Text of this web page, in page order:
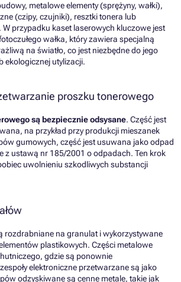
metalowe elementy (sprężyny, wałki),
(czipy, czujniki), resztki tonera lub
W przypadku kaset laserowych kluczowe jest
wałka, który zawiera specjalną
na światło, co jest niezbędne do jego
ekologicznej utylizacji.
proszku tonerowego
są bezpiecznie odsysane. Część jest
na przykład przy produkcji mieszanek
gumowych, część jest usuwana jako odpad
z ustawą nr 185/2001 o odpadach. Ten krok
uwolnieniu szkodliwych substancji
rozdrabniane na granulat i wykorzystywane
plastikowych. Części metalowe
gdzie są ponownie
elektroniczne przetwarzane są jako
odzyskiwane są cenne metale, takie jak